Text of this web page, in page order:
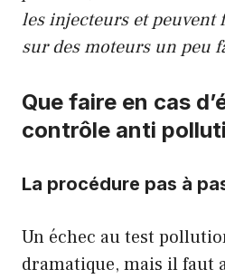
les injecteurs et peuvent
sur des moteurs un peu
Que faire en cas
contrôle anti
La procédure pas à
Un échec au test
dramatique, mais il faut